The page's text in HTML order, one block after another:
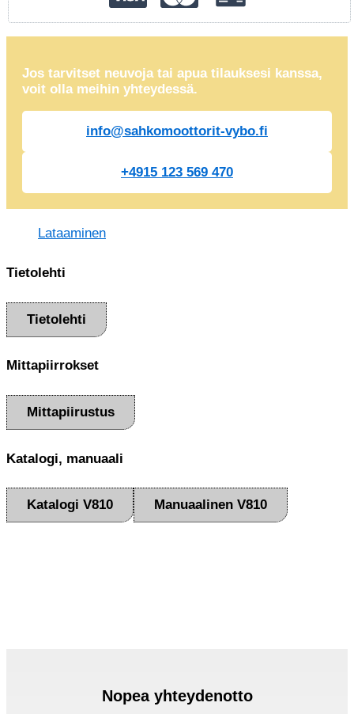
Jos tarvitset neuvoja tai apua tilauksesi kanssa,
voit olla meihin yhteydessä.
info@sahkomoottorit-vybo.fi
+4915 123 569 470
Lataaminen
Tietolehti
Tietolehti
Mittapiirrokset
Mittapiirustus
Katalogi, manuaali
Katalogi V810 Manuaalinen V810
Nopea yhteydenotto